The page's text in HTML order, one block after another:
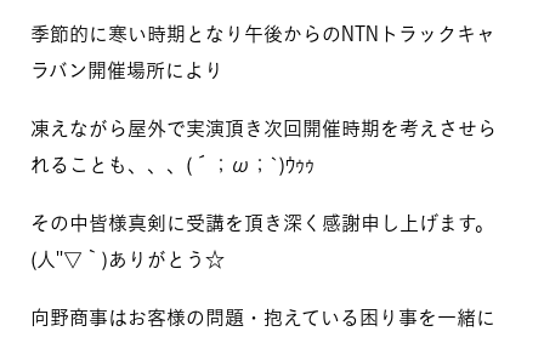
季節的に寒い時期となり午後からのNTNトラックキャ
ラバン開催場所により
凍えながら屋外で実演頂き次回開催時期を考えさせら
れることも、、、(´；ω；`)ｳｩｩ
その中皆様真剣に受講を頂き深く感謝申し上げます。
(人''▽｀)ありがとう☆
向野商事はお客様の問題・抱えている困り事を一緒に